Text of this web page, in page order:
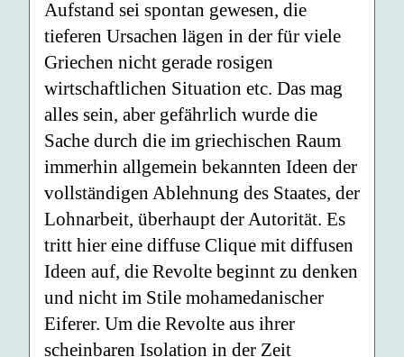
Aufstand sei spontan gewesen, die
tieferen Ursachen lägen in der für viele
Griechen nicht gerade rosigen
wirtschaftlichen Situation etc. Das mag
alles sein, aber gefährlich wurde die
Sache durch die im griechischen Raum
immerhin allgemein bekannten Ideen der
vollständigen Ablehnung des Staates, der
Lohnarbeit, überhaupt der Autorität. Es
tritt hier eine diffuse Clique mit diffusen
Ideen auf, die Revolte beginnt zu denken
und nicht im Stile mohamedanischer
Eiferer. Um die Revolte aus ihrer
scheinbaren Isolation in der Zeit